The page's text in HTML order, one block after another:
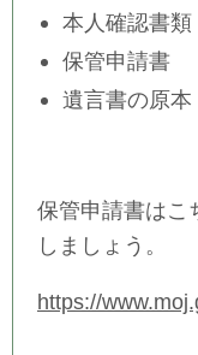
本人確認書類
保管申請書
遺言書の原本
保管申請書はこ
しましょう。
https://